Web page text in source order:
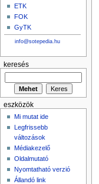
ETK
FOK
GyTK
info@sotepedia.hu
keresés
eszközök
Mi mutat ide
Legfrissebb
változások
Médiakezelő
Oldalmutató
Nyomtatható verzió
Állandó link